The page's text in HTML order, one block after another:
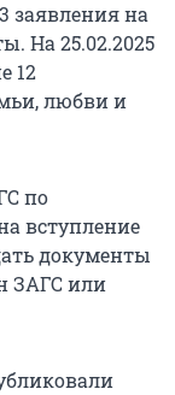
заявления на
На 25.02.2025
12
любви и
по
вступление
документы
ЗАГС или